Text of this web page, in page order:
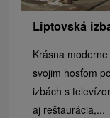
Liptovská
Krásna
svojim hosťom
izbách s
aj reštaurácia,...